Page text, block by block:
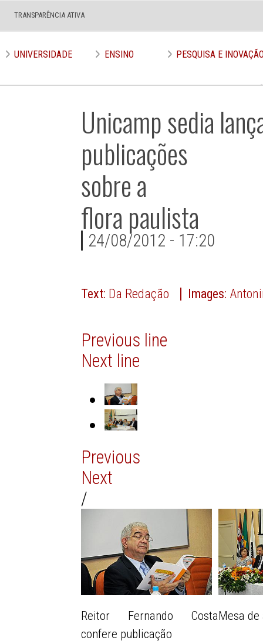
TRANSPARÊNCIA ATIVA
UNIVERSIDADE ENSINO PESQUISA E
Unicamp sedia
publicações
sobre a
flora paulista
24/08/2012 - 17:20
Text: Da Redação Images:
Previous line
Next line
Previous
Next
/
Reitor Fernando Costa
confere publicação
Mesa